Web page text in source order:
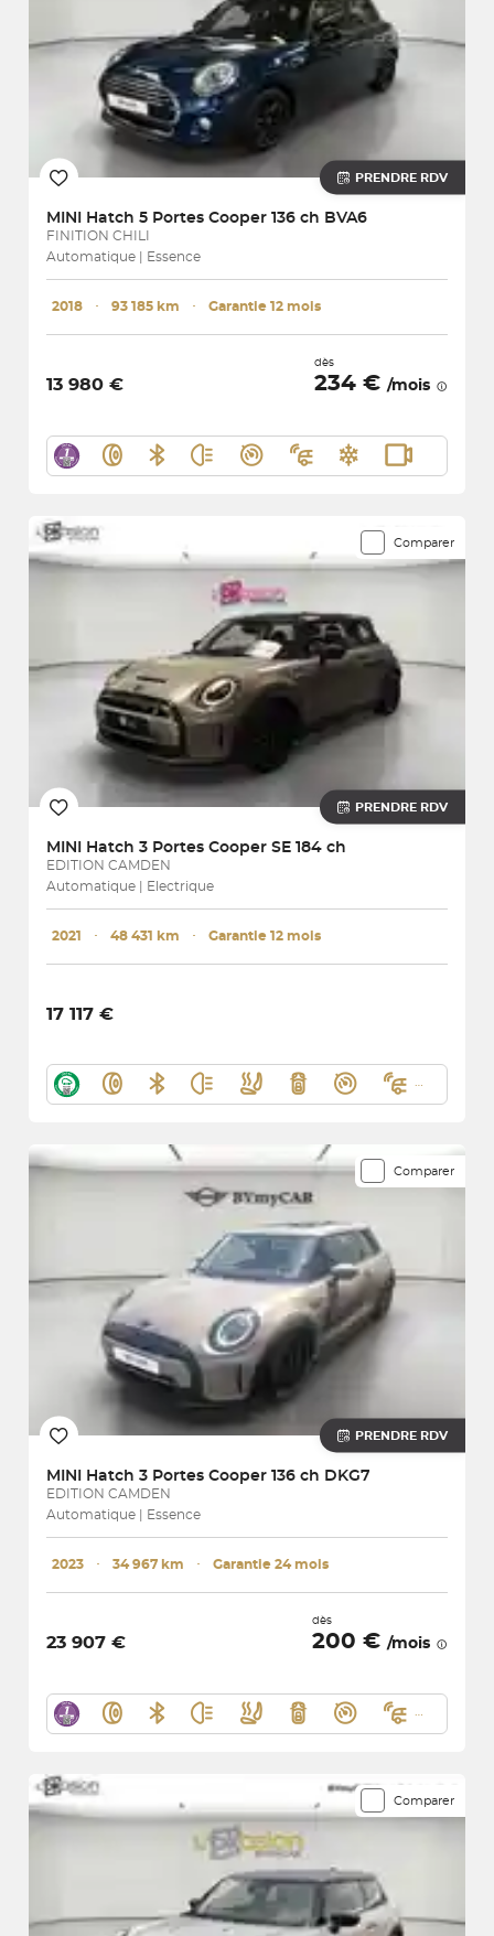
PRENDRE RDV
MINI Hatch 5 Portes Cooper 136 ch BVA6
FINITION CHILI
Automatique | Essence
2018 ･ 93 185 km ･ Garantie 12 mois
13 980 €
dès
234 € /mois
Comparer
PRENDRE RDV
MINI Hatch 3 Portes Cooper SE 184 ch
EDITION CAMDEN
Automatique | Electrique
2021 ･ 48 431 km ･ Garantie 12 mois
17 117 €
Comparer
PRENDRE RDV
MINI Hatch 3 Portes Cooper 136 ch DKG7
EDITION CAMDEN
Automatique | Essence
2023 ･ 34 967 km ･ Garantie 24 mois
23 907 €
dès
200 € /mois
Comparer